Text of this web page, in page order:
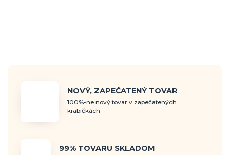
NOVÝ, ZAPEČATENÝ TOVAR
100%-ne nový tovar v zapečatených
krabičkách
99% TOVARU SKLADOM